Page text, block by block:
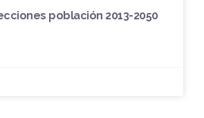
población 2013-2050